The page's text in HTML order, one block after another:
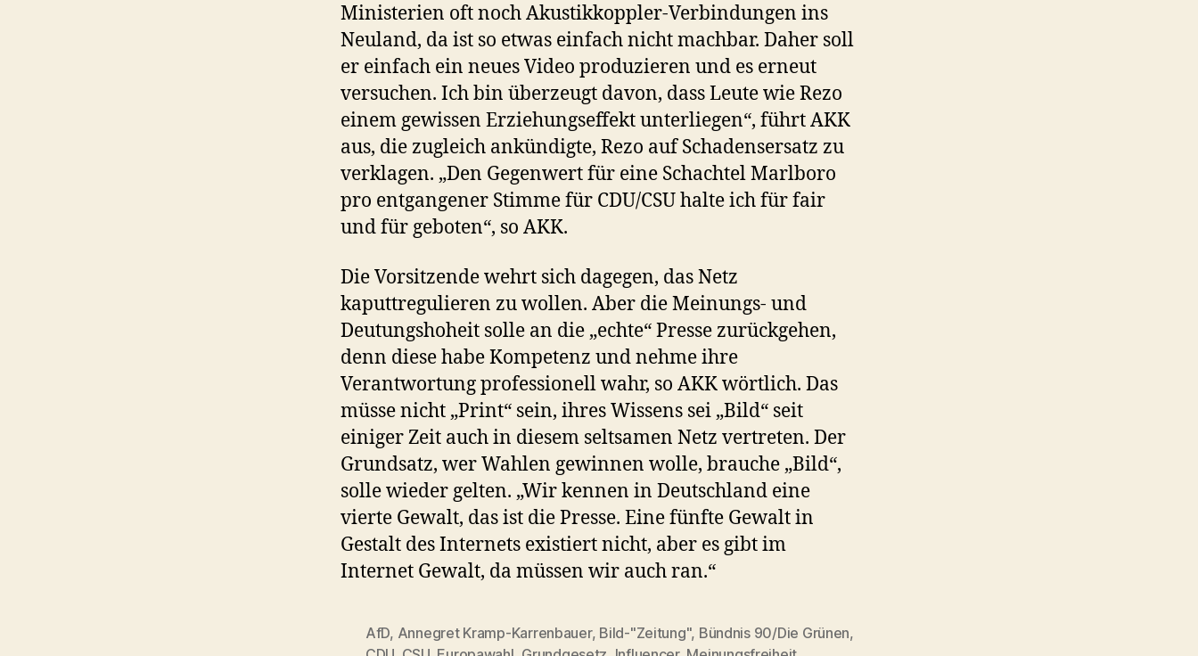
Ministerien oft noch Akustikkoppler-Verbindungen ins
Neuland, da ist so etwas einfach nicht machbar. Daher soll
er einfach ein neues Video produzieren und es erneut
versuchen. Ich bin überzeugt davon, dass Leute wie Rezo
einem gewissen Erziehungseffekt unterliegen“, führt AKK
aus, die zugleich ankündigte, Rezo auf Schadensersatz zu
verklagen. „Den Gegenwert für eine Schachtel Marlboro
pro entgangener Stimme für CDU/CSU halte ich für fair
und für geboten“, so AKK.
Die Vorsitzende wehrt sich dagegen, das Netz
kaputtregulieren zu wollen. Aber die Meinungs- und
Deutungshoheit solle an die „echte“ Presse zurückgehen,
denn diese habe Kompetenz und nehme ihre
Verantwortung professionell wahr, so AKK wörtlich. Das
müsse nicht „Print“ sein, ihres Wissens sei „Bild“ seit
einiger Zeit auch in diesem seltsamen Netz vertreten. Der
Grundsatz, wer Wahlen gewinnen wolle, brauche „Bild“,
solle wieder gelten. „Wir kennen in Deutschland eine
vierte Gewalt, das ist die Presse. Eine fünfte Gewalt in
Gestalt des Internets existiert nicht, aber es gibt im
Internet Gewalt, da müssen wir auch ran.“
AfD, Annegret Kramp-Karrenbauer, Bild-"Zeitung", Bündnis 90/Die Grünen,